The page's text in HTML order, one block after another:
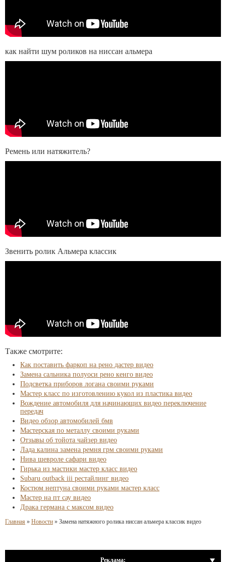
как найти шум роликов на ниссан альмера
Ремень или натяжитель?
Звенить ролик Альмера классик
Также смотрите:
Как поставить фаркоп на рено дастер видео
Замена сальника полуоси рено кенго видео
Подсветка приборов логана своими руками
Мастер класс по изготовлению кукол из пластика видео
Вождение автомобиля для начинающих видео переключение
передач
Видео обзор автомобилей бмв
Мастерская по металлу своими руками
Отзывы об тойота чайзер видео
Лада калина замена ремня грм своими руками
Нива шевроле сафари видео
Гирька из мастики мастер класс видео
Subaru outback iii рестайлинг видео
Костюм нептуна своими руками мастер класс
Мастер на пт сау видео
Драка германа с максом видео
Главная » Новости » Замена натяжного ролика ниссан альмера классик видео
Реклама: